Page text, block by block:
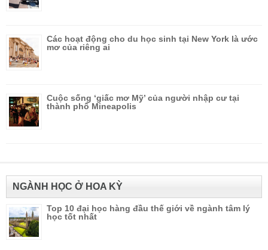
Các hoạt động cho du học sinh tại New York là ước
mơ của riêng ai
Cuộc sống ‘giấc mơ Mỹ’ của người nhập cư tại
thành phố Mineapolis
NGÀNH HỌC Ở HOA KỲ
Top 10 đại học hàng đầu thế giới về ngành tâm lý
học tốt nhất